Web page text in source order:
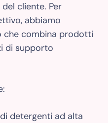
cliente. Per
abbiamo
che combina prodotti
di supporto
detergenti ad alta